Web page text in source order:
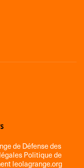
de Défense des
Politique de
leolagrange.org